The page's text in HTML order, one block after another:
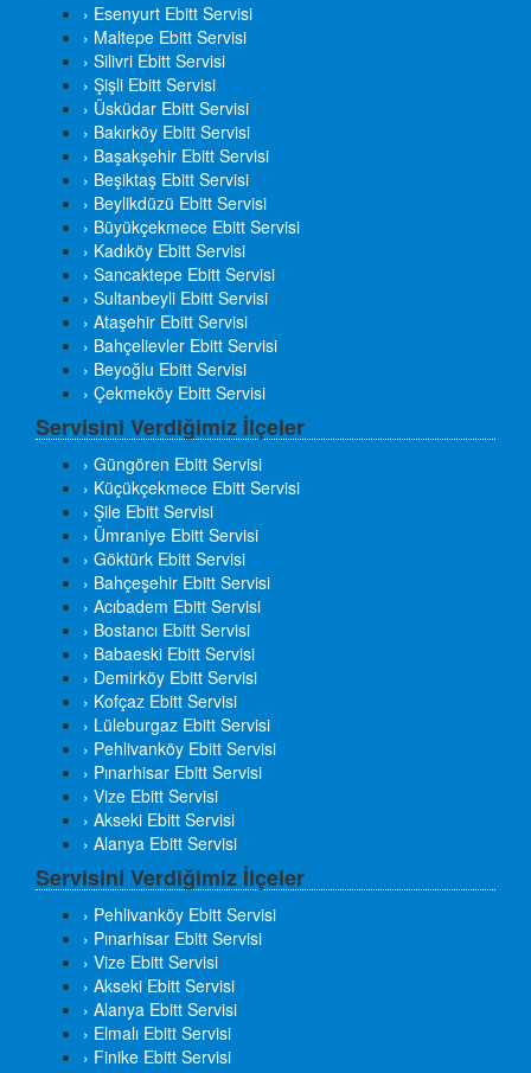
› Esenyurt Ebitt Servisi
› Maltepe Ebitt Servisi
› Silivri Ebitt Servisi
› Şişli Ebitt Servisi
› Üsküdar Ebitt Servisi
› Bakırköy Ebitt Servisi
› Başakşehir Ebitt Servisi
› Beşiktaş Ebitt Servisi
› Beylikdüzü Ebitt Servisi
› Büyükçekmece Ebitt Servisi
› Kadıköy Ebitt Servisi
› Sancaktepe Ebitt Servisi
› Sultanbeyli Ebitt Servisi
› Ataşehir Ebitt Servisi
› Bahçelievler Ebitt Servisi
› Beyoğlu Ebitt Servisi
› Çekmeköy Ebitt Servisi
Servisini Verdiğimiz İlçeler
› Güngören Ebitt Servisi
› Küçükçekmece Ebitt Servisi
› Şile Ebitt Servisi
› Ümraniye Ebitt Servisi
› Göktürk Ebitt Servisi
› Bahçeşehir Ebitt Servisi
› Acıbadem Ebitt Servisi
› Bostancı Ebitt Servisi
› Babaeski Ebitt Servisi
› Demirköy Ebitt Servisi
› Kofçaz Ebitt Servisi
› Lüleburgaz Ebitt Servisi
› Pehlivanköy Ebitt Servisi
› Pınarhisar Ebitt Servisi
› Vize Ebitt Servisi
› Akseki Ebitt Servisi
› Alanya Ebitt Servisi
Servisini Verdiğimiz İlçeler
› Pehlivanköy Ebitt Servisi
› Pınarhisar Ebitt Servisi
› Vize Ebitt Servisi
› Akseki Ebitt Servisi
› Alanya Ebitt Servisi
› Elmalı Ebitt Servisi
› Finike Ebitt Servisi